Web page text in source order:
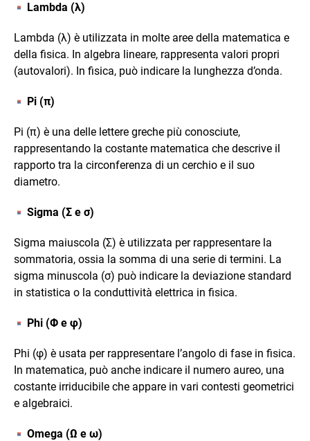
Lambda (λ)
Lambda (λ) è utilizzata in molte aree della matematica e
della fisica. In algebra lineare, rappresenta valori propri
(autovalori). In fisica, può indicare la lunghezza d’onda.
Pi (π)
Pi (π) è una delle lettere greche più conosciute,
rappresentando la costante matematica che descrive il
rapporto tra la circonferenza di un cerchio e il suo
diametro.
Sigma (Σ e σ)
Sigma maiuscola (Σ) è utilizzata per rappresentare la
sommatoria, ossia la somma di una serie di termini. La
sigma minuscola (σ) può indicare la deviazione standard
in statistica o la conduttività elettrica in fisica.
Phi (Φ e φ)
Phi (φ) è usata per rappresentare l’angolo di fase in fisica.
In matematica, può anche indicare il numero aureo, una
costante irriducibile che appare in vari contesti geometrici
e algebraici.
Omega (Ω e ω)